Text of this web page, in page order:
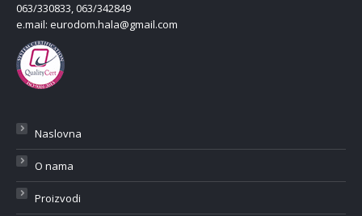
063/330833, 063/342849
e.mail: eurodom.hala@gmail.com
Naslovna
O nama
Proizvodi